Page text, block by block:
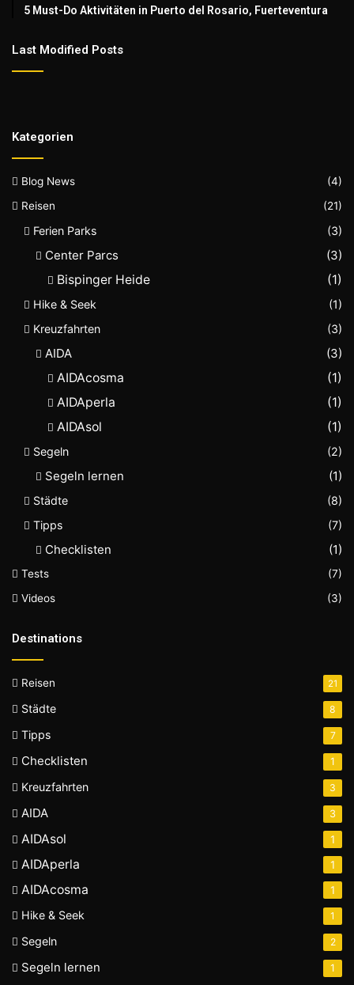
5 Must-Do Aktivitäten in Puerto del Rosario, Fuerteventura
Last Modified Posts
Kategorien
Blog News
(4)
Reisen
(21)
Ferien Parks (3)
Center Parcs
(3)
Bispinger Heide
(1)
Hike & Seek
(1)
Kreuzfahrten
(3)
AIDA
(3)
AIDAcosma
(1)
AIDAperla
(1)
AIDAsol
(1)
Segeln (2)
Segeln lernen (1)
Städte
(8)
Tipps
(7)
Checklisten (1)
Tests
(7)
Videos
(3)
Destinations
Reisen 21
Städte 8
Tipps 7
Checklisten 1
Kreuzfahrten 3
AIDA 3
AIDAsol 1
AIDAperla 1
AIDAcosma 1
Hike & Seek 1
Segeln 2
Segeln lernen 1